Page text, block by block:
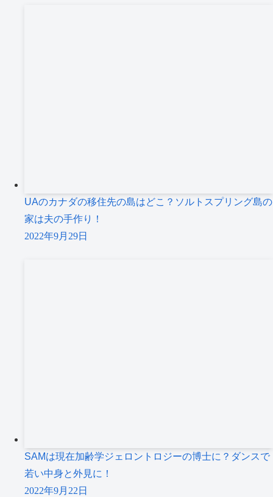
UAのカナダの移住先の島はどこ？ソルトスプリング島の
家は夫の手作り！
2022年9月29日
SAMは現在加齢学ジェロントロジーの博士に？ダンスで
若い中身と外見に！
2022年9月22日